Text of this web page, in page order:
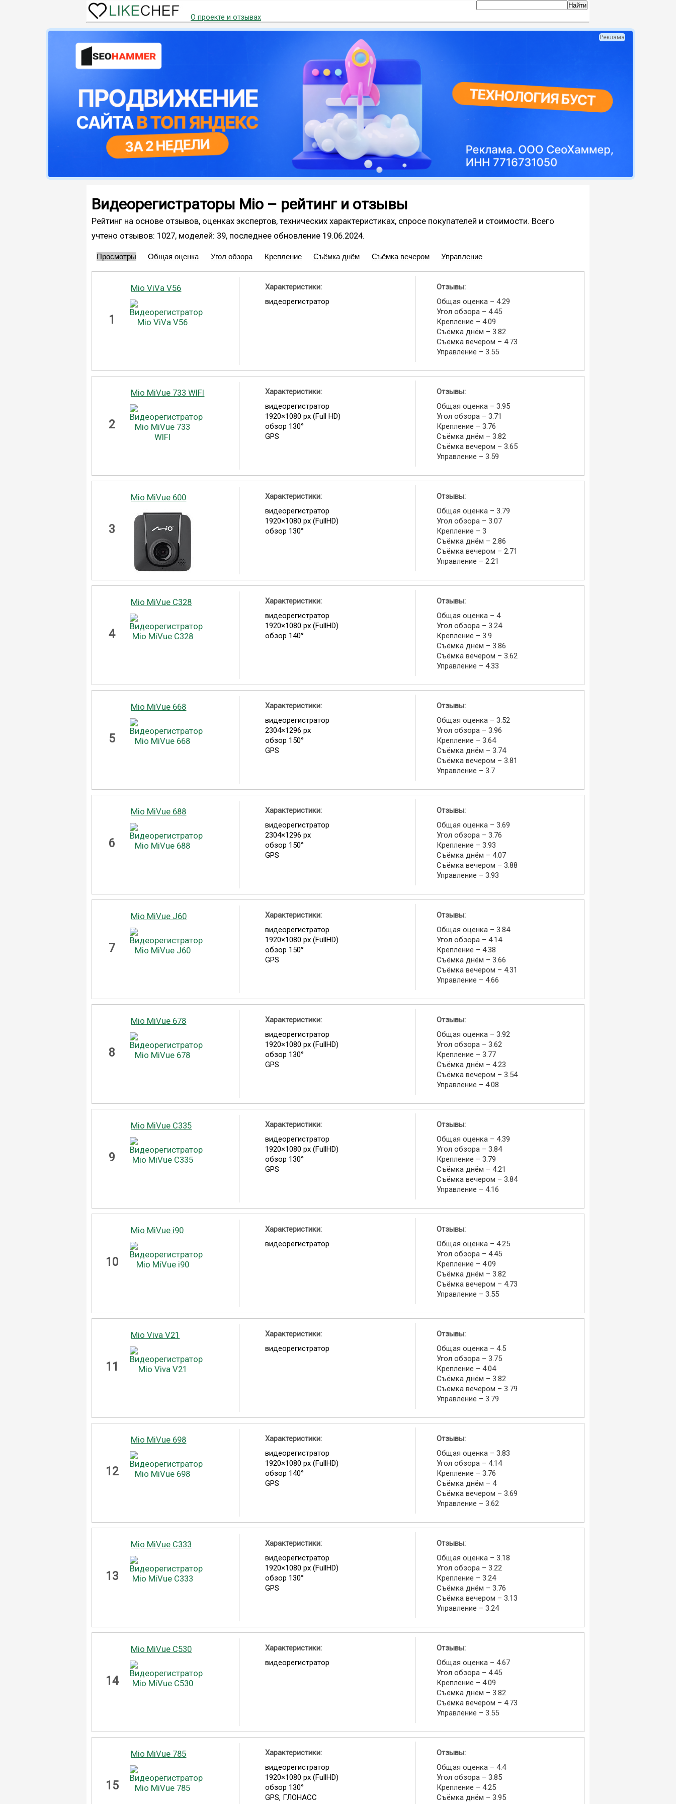
О проекте и отзывах
Реклама
Видеорегистраторы Mio – рейтинг и отзывы
Рейтинг на основе отзывов, оценках экспертов, технических характеристиках, спросе покупателей и стоимости. Всего
учтено отзывов: 1027, моделей: 39, последнее обновление 19.06.2024.
Просмотры Общая оценка Угол обзора Крепление Съёмка днём Съёмка вечером Управление
1
Mio ViVa V56
Характеристики:
видеорегистратор
Отзывы:
Общая оценка – 4.29
Угол обзора – 4.45
Крепление – 4.09
Съёмка днём – 3.82
Съёмка вечером – 4.73
Управление – 3.55
2
Mio MiVue 733 WIFI
Характеристики:
видеорегистратор
1920×1080 px (Full HD)
обзор 130°
GPS
Отзывы:
Общая оценка – 3.95
Угол обзора – 3.71
Крепление – 3.76
Съёмка днём – 3.82
Съёмка вечером – 3.65
Управление – 3.59
3
Mio MiVue 600
Характеристики:
видеорегистратор
1920×1080 px (FullHD)
обзор 130°
Отзывы:
Общая оценка – 3.79
Угол обзора – 3.07
Крепление – 3
Съёмка днём – 2.86
Съёмка вечером – 2.71
Управление – 2.21
4
Mio MiVue C328
Характеристики:
видеорегистратор
1920×1080 px (FullHD)
обзор 140°
Отзывы:
Общая оценка – 4
Угол обзора – 3.24
Крепление – 3.9
Съёмка днём – 3.86
Съёмка вечером – 3.62
Управление – 4.33
5
Mio MiVue 668
Характеристики:
видеорегистратор
2304×1296 px
обзор 150°
GPS
Отзывы:
Общая оценка – 3.52
Угол обзора – 3.96
Крепление – 3.64
Съёмка днём – 3.74
Съёмка вечером – 3.81
Управление – 3.7
6
Mio MiVue 688
Характеристики:
видеорегистратор
2304×1296 px
обзор 150°
GPS
Отзывы:
Общая оценка – 3.69
Угол обзора – 3.76
Крепление – 3.93
Съёмка днём – 4.07
Съёмка вечером – 3.88
Управление – 3.93
7
Mio MiVue J60
Характеристики:
видеорегистратор
1920×1080 px (FullHD)
обзор 150°
GPS
Отзывы:
Общая оценка – 3.84
Угол обзора – 4.14
Крепление – 4.38
Съёмка днём – 3.66
Съёмка вечером – 4.31
Управление – 4.66
8
Mio MiVue 678
Характеристики:
видеорегистратор
1920×1080 px (FullHD)
обзор 130°
GPS
Отзывы:
Общая оценка – 3.92
Угол обзора – 3.62
Крепление – 3.77
Съёмка днём – 4.23
Съёмка вечером – 3.54
Управление – 4.08
9
Mio MiVue C335
Характеристики:
видеорегистратор
1920×1080 px (FullHD)
обзор 130°
GPS
Отзывы:
Общая оценка – 4.39
Угол обзора – 3.84
Крепление – 3.79
Съёмка днём – 4.21
Съёмка вечером – 3.84
Управление – 4.16
10
Mio MiVue i90
Характеристики:
видеорегистратор
Отзывы:
Общая оценка – 4.25
Угол обзора – 4.45
Крепление – 4.09
Съёмка днём – 3.82
Съёмка вечером – 4.73
Управление – 3.55
11
Mio Viva V21
Характеристики:
видеорегистратор
Отзывы:
Общая оценка – 4.5
Угол обзора – 3.75
Крепление – 4.04
Съёмка днём – 3.82
Съёмка вечером – 3.79
Управление – 3.79
12
Mio MiVue 698
Характеристики:
видеорегистратор
1920×1080 px (FullHD)
обзор 140°
GPS
Отзывы:
Общая оценка – 3.83
Угол обзора – 4.14
Крепление – 3.76
Съёмка днём – 4
Съёмка вечером – 3.69
Управление – 3.62
13
Mio MiVue C333
Характеристики:
видеорегистратор
1920×1080 px (FullHD)
обзор 130°
GPS
Отзывы:
Общая оценка – 3.18
Угол обзора – 3.22
Крепление – 3.24
Съёмка днём – 3.76
Съёмка вечером – 3.13
Управление – 3.24
14
Mio MiVue C530
Характеристики:
видеорегистратор
Отзывы:
Общая оценка – 4.67
Угол обзора – 4.45
Крепление – 4.09
Съёмка днём – 3.82
Съёмка вечером – 4.73
Управление – 3.55
15
Mio MiVue 785
Характеристики:
видеорегистратор
1920×1080 px (FullHD)
обзор 130°
GPS, ГЛОНАСС
Отзывы:
Общая оценка – 4.4
Угол обзора – 3.85
Крепление – 4.25
Съёмка днём – 3.95